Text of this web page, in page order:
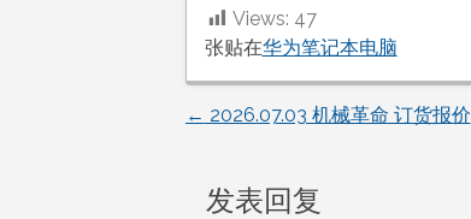
Views: 47
张贴在华为笔记本电脑
文
章
← 2026.07.03 机械革命 订货报价
发表回复